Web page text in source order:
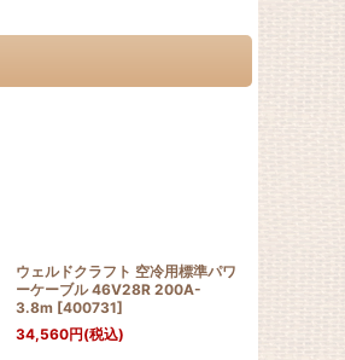
ウェルドクラフト 空冷用標準パワ
ーケーブル 46V28R 200A-
3.8m [400731]
34,560円(税込)